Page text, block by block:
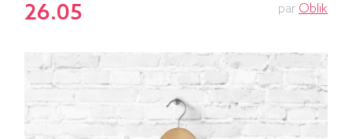
26.05 par Oblik